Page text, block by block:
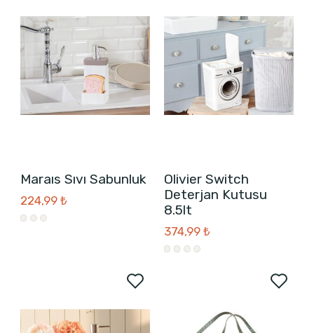
Maraıs Sıvı Sabunluk
224,99 ₺
Olivier Switch
Deterjan Kutusu
8.5lt
374,99 ₺